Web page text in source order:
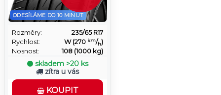
ODESÍLÁME DO 10 MINUT
Rozměry:
235/65 R17
Rychlost:
W (270 km/h)
Nosnost:
108 (1000 kg)
skladem >20 ks
zítra u vás
KOUPIT